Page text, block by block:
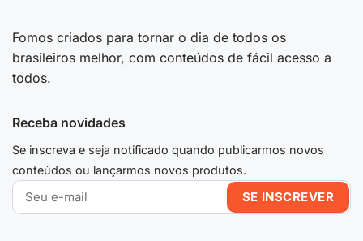
Fomos criados para tornar o dia de todos os
brasileiros melhor, com conteúdos de fácil acesso a
todos.
Receba novidades
Se inscreva e seja notificado quando publicarmos novos
conteúdos ou lançarmos novos produtos.